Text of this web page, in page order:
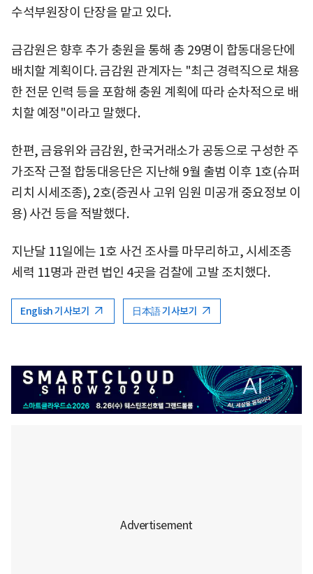
수석부원장이 단장을 맡고 있다.
금감원은 향후 추가 충원을 통해 총 29명이 합동대응단에
배치할 계획이다. 금감원 관계자는 "최근 경력직으로 채용
한 전문 인력 등을 포함해 충원 계획에 따라 순차적으로 배
치할 예정"이라고 말했다.
한편, 금융위와 금감원, 한국거래소가 공동으로 구성한 주
가조작 근절 합동대응단은 지난해 9월 출범 이후 1호(슈퍼
리치 시세조종), 2호(증권사 고위 임원 미공개 중요정보 이
용) 사건 등을 적발했다.
지난달 11일에는 1호 사건 조사를 마무리하고, 시세조종
세력 11명과 관련 법인 4곳을 검찰에 고발 조치했다.
English 기사보기 日本語 기사보기